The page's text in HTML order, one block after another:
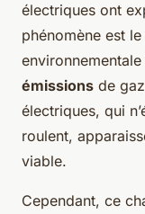
électriques ont
phénomène est
émissions de
électriques, qui
roulent,
viable.
Cependant, ce